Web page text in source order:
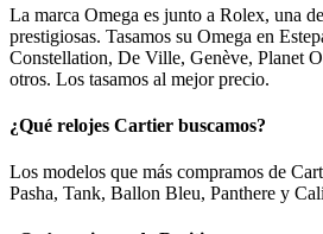
La marca Omega es junto a Rolex, una
prestigiosas. Tasamos su Omega en
Constellation, De Ville, Genève, Planet
otros. Los tasamos al mejor precio.
¿Qué relojes Cartier buscamos?
Los modelos que más compramos de
Pasha, Tank, Ballon Bleu, Panthere y